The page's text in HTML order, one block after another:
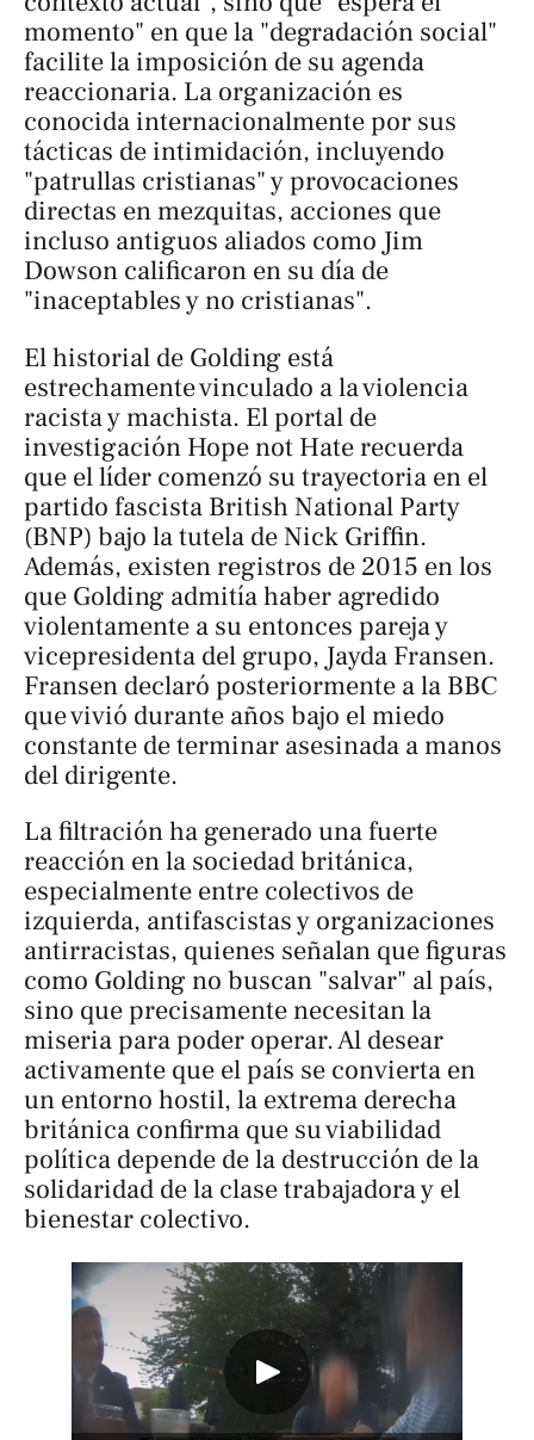
momento" en que la "degradación social"
facilite la imposición de su agenda
reaccionaria. La organización es
conocida internacionalmente por sus
tácticas de intimidación, incluyendo
"patrullas cristianas" y provocaciones
directas en mezquitas, acciones que
incluso antiguos aliados como Jim
Dowson calificaron en su día de
"inaceptables y no cristianas".
El historial de Golding está
estrechamente vinculado a la violencia
racista y machista. El portal de
investigación Hope not Haterecuerda
que el líder comenzó su trayectoria en el
partido fascista British National Party
(BNP) bajo la tutela de Nick Griffin.
Además, existen registros de 2015 en los
que Golding admitía haber agredido
violentamente a su entonces pareja y
vicepresidenta del grupo, Jayda Fransen.
Fransen declaró posteriormente a la BBC
que vivió durante años bajo el miedo
constante de terminar asesinada a manos
del dirigente.
La filtración ha generado una fuerte
reacción en la sociedad británica,
especialmente entre colectivos de
izquierda, antifascistas y organizaciones
antirracistas, quienes señalan que figuras
como Golding no buscan "salvar" al país,
sino que precisamente necesitan la
miseria para poder operar. Al desear
activamente que el país se convierta en
un entorno hostil, la extrema derecha
británica confirma que su viabilidad
política depende de la destrucción de la
solidaridad de la clase trabajadora y el
bienestar colectivo.